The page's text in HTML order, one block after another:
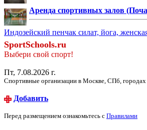
Аренда спортивных залов
Индозейский пенчак силат, йога,
SportSchools.ru
Выбери свой спорт!
Пт, 7.08.2026 г.
Спортивные организации в Москве, СПб, городах
Добавить
Перед размещением ознакомьтесь с Правилами